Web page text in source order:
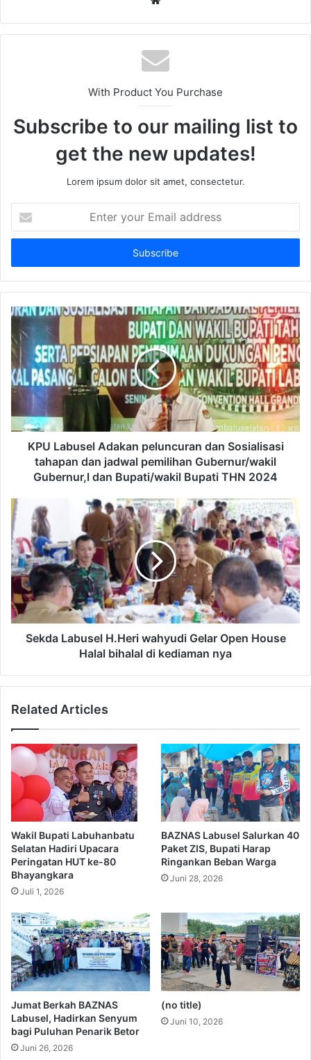
With Product You Purchase
Subscribe to our mailing list to
get the new updates!
Lorem ipsum dolor sit amet, consectetur.
your
Email
KPU Labusel Adakan peluncuran dan Sosialisasi
tahapan dan jadwal pemilihan Gubernur/wakil
Gubernur,l dan Bupati/wakil Bupati THN 2024
Sekda Labusel H.Heri wahyudi Gelar Open House
Halal bihalal di kediaman nya
Related Articles
Wakil Bupati Labuhanbatu
Selatan Hadiri Upacara
Peringatan HUT ke-80
Bhayangkara
Juli 1, 2026
BAZNAS Labusel Salurkan 40
Paket ZIS, Bupati Harap
Ringankan Beban Warga
Juni 28, 2026
Jumat Berkah BAZNAS
Labusel, Hadirkan Senyum
bagi Puluhan Penarik Betor
Juni 26, 2026
(no title)
Juni 10, 2026